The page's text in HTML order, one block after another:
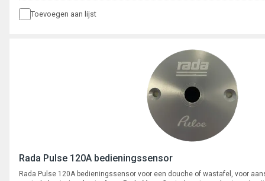
Toevoegen aan lijst
Rada Pulse 120A bedieningssensor
Rada Pulse 120A bedieningssensor voor een douche of wastafel, voor